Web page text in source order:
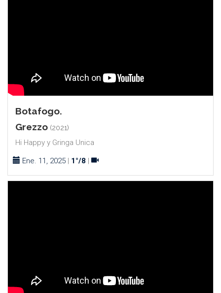
Botafogo.
Grezzo (2021)
Hi Happy y Gringa Unica
Ene. 11, 2025 | 1°/8 |